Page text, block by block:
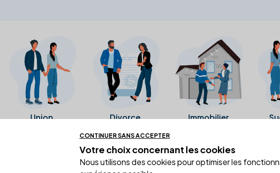
Union Divorce Immobilier
Ces avis proviennent directement de la fiche
CONTINUER SANS ACCEPTER
Votre choix concernant les cookies
Nous utilisons des cookies pour optimiser les